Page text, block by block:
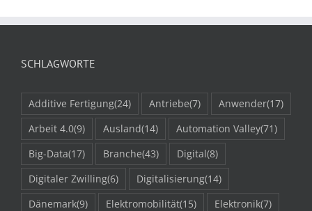
SCHLAGWORTE
Additive Fertigung(24) Antriebe(7) Anwender(17)
Arbeit 4.0(9) Ausland(14) Automation Valley(71)
Big-Data(17) Branche(43) Digital(8)
Digitaler Zwilling(6) Digitalisierung(14)
Dänemark(9) Elektromobilität(15) Elektronik(7)